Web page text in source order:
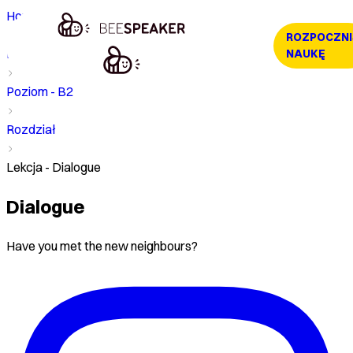
NAUKĘ
Home
Kurs
Poziom - B2
Rozdział
Lekcja - Dialogue
Dialogue
Have you met the new neighbours?